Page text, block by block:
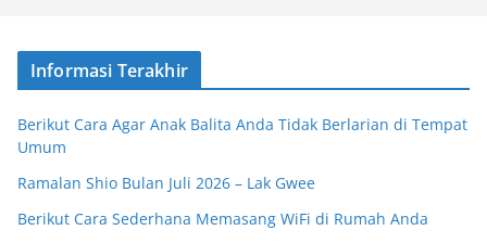
Informasi Terakhir
Berikut Cara Agar Anak Balita Anda Tidak Berlarian di Tempat
Umum
Ramalan Shio Bulan Juli 2026 – Lak Gwee
Berikut Cara Sederhana Memasang WiFi di Rumah Anda